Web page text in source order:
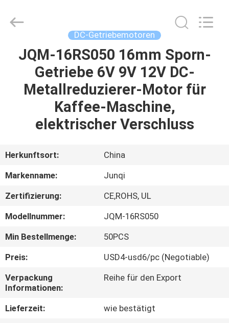
HAUSE
PRODUKTE
UNS
QUALITÄTSKONTROLLE
KONTAKT
MIT
UNS
Trade
Co.,Ltd.
DC-Getriebemotoren
JQM-16RS050 16mm Sporn-
Getriebe 6V 9V 12V DC-
Metallreduzierer-Motor für
Kaffee-Maschine,
elektrischer Verschluss
Herkunftsort:
China
Markenname:
Junqi
Zertifizierung:
CE,ROHS, UL
Modellnummer:
JQM-16RS050
Min Bestellmenge:
50PCS
Preis:
USD4-usd6/pc (Negotiable)
Verpackung
Informationen:
Reihe für den Export
Lieferzeit:
wie bestätigt